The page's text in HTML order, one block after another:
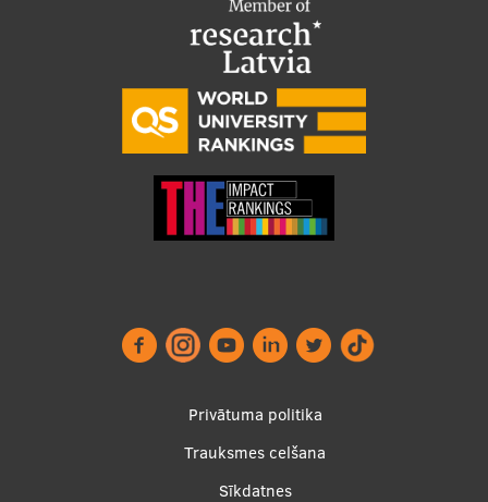
Privātuma politika
Trauksmes celšana
Sīkdatnes